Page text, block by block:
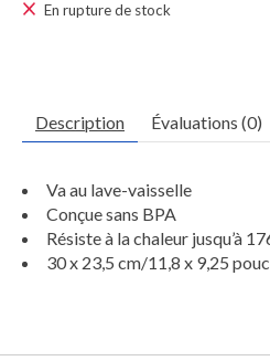
En rupture de stock
Description Évaluations (0)
Va au lave-vaisselle
Conçue sans BPA
Résiste à la chaleur jusqu’à
30 x 23,5 cm/11,8 x 9,25